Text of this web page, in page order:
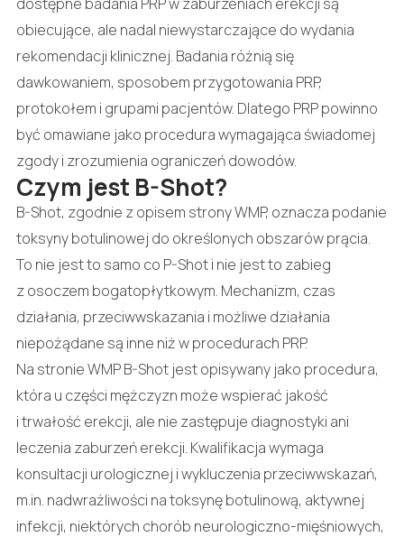
obiecujące, ale nadal niewystarczające do wydania
rekomendacji klinicznej. Badania różnią się
dawkowaniem, sposobem przygotowania PRP,
protokołem i grupami pacjentów. Dlatego PRP powinno
być omawiane jako procedura wymagająca świadomej
zgody i zrozumienia ograniczeń dowodów.
Czym jest B-Shot?
B-Shot, zgodnie z opisem strony WMP, oznacza podanie
toksyny botulinowej do określonych obszarów prącia.
To nie jest to samo co P-Shot i nie jest to zabieg
z osoczem bogatopłytkowym. Mechanizm, czas
działania, przeciwwskazania i możliwe działania
niepożądane są inne niż w procedurach PRP.
Na stronie WMP B-Shot jest opisywany jako procedura,
która u części mężczyzn może wspierać jakość
i trwałość erekcji, ale nie zastępuje diagnostyki ani
leczenia zaburzeń erekcji. Kwalifikacja wymaga
konsultacji urologicznej i wykluczenia przeciwwskazań,
m.in. nadwrażliwości na toksynę botulinową, aktywnej
infekcji, niektórych chorób neurologiczno-mięśniowych,